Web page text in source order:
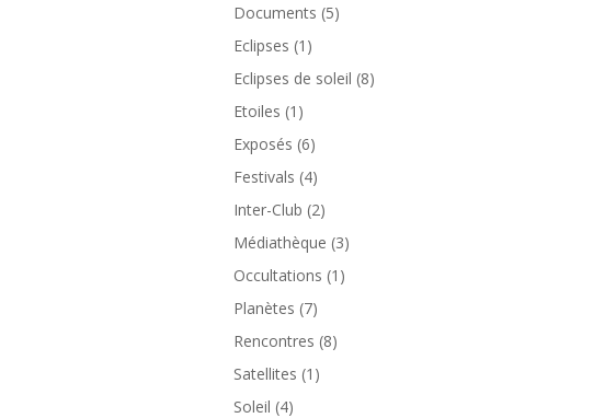
Documents (5)
Eclipses (1)
Eclipses de soleil (8)
Etoiles (1)
Exposés (6)
Festivals (4)
Inter-Club (2)
Médiathèque (3)
Occultations (1)
Planètes (7)
Rencontres (8)
Satellites (1)
Soleil (4)